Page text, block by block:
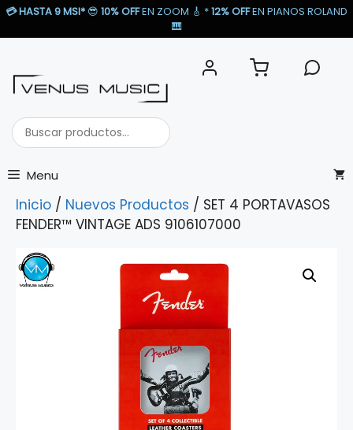
Saltar
💳HASTA 9 MSI* 😎 10% OFFEN ZOOM 🎸​ *12% OFFEN PIANOS ROLAND
🎹​
Buscar
productos...
Menu
Inicio / Nuevos Productos / SET 4 PORTAVASOS
FENDER™ VINTAGE ADS 9106107000